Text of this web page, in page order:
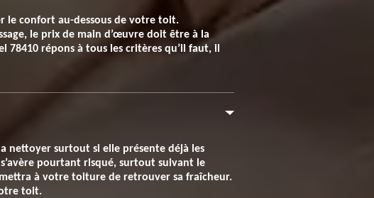
le confort au-dessous de votre toit.
le prix de main d’œuvre doit être à la
78410 répons à tous les critères qu’il faut, il
nettoyer surtout si elle présente déjà les
pourtant risqué, surtout suivant le
à votre toiture de retrouver sa fraîcheur.
toit.